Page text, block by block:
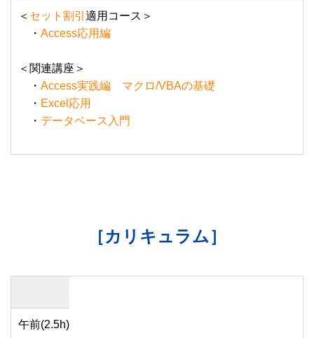
＜ セット割引 適用コース＞
・ Access応用編
＜関連講座＞
・ Access実践編 マクロ/VBAの基礎
・ Excel応用
・ データベース入門
［カリキュラム］
午前(2.5h)